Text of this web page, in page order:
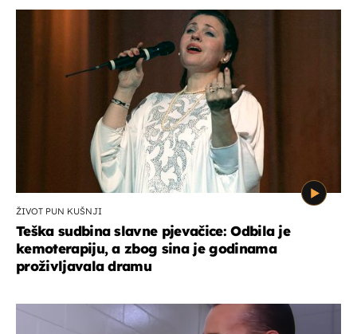
ŽIVOT PUN KUŠNJI
Teška sudbina slavne pjevačice: Odbila je
kemoterapiju, a zbog sina je godinama
proživljavala dramu